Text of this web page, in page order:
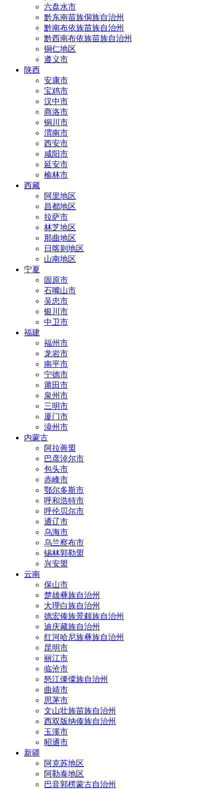
六盘水市
黔东南苗族侗族自治州
黔南布依族苗族自治州
黔西南布依族苗族自治州
铜仁地区
遵义市
陕西
安康市
宝鸡市
汉中市
商洛市
铜川市
渭南市
西安市
咸阳市
延安市
榆林市
西藏
阿里地区
昌都地区
拉萨市
林芝地区
那曲地区
日喀则地区
山南地区
宁夏
固原市
石嘴山市
吴忠市
银川市
中卫市
福建
福州市
龙岩市
南平市
宁德市
莆田市
泉州市
三明市
厦门市
漳州市
内蒙古
阿拉善盟
巴彦淖尔市
包头市
赤峰市
鄂尔多斯市
呼和浩特市
呼伦贝尔市
通辽市
乌海市
乌兰察布市
锡林郭勒盟
兴安盟
云南
保山市
楚雄彝族自治州
大理白族自治州
德宏傣族景颇族自治州
迪庆藏族自治州
红河哈尼族彝族自治州
昆明市
丽江市
临沧市
怒江傈僳族自治州
曲靖市
思茅市
文山壮族苗族自治州
西双版纳傣族自治州
玉溪市
昭通市
新疆
阿克苏地区
阿勒泰地区
巴音郭楞蒙古自治州